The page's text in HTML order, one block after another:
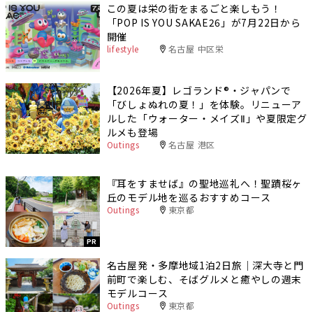
この夏は栄の街をまるごと楽しもう！
「POP IS YOU SAKAE26」が7月22日から
開催
lifestyle 名古屋 中区栄
【2026年夏】レゴランド®・ジャパンで
「びしょぬれの夏！」を体験。リニューア
ルした「ウォーター・メイズⅡ」や夏限定グ
ルメも登場
Outings 名古屋 港区
PR
『耳をすませば』の聖地巡礼へ！聖蹟桜ヶ
丘のモデル地を巡るおすすめコース
Outings 東京都
名古屋発・多摩地域1泊2日旅｜深大寺と門
前町で楽しむ、そばグルメと癒やしの週末
モデルコース
Outings 東京都